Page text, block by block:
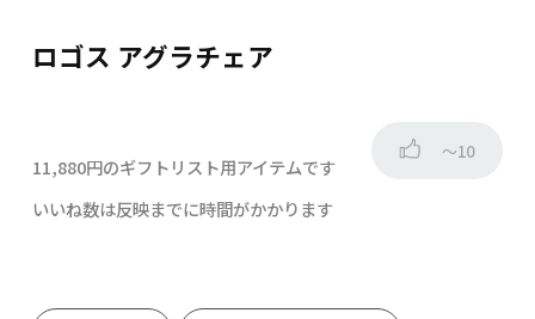
ロゴス アグラチェア
11,880円のギフトリスト用アイテムです
～10
いいね数は反映までに時間がかかります